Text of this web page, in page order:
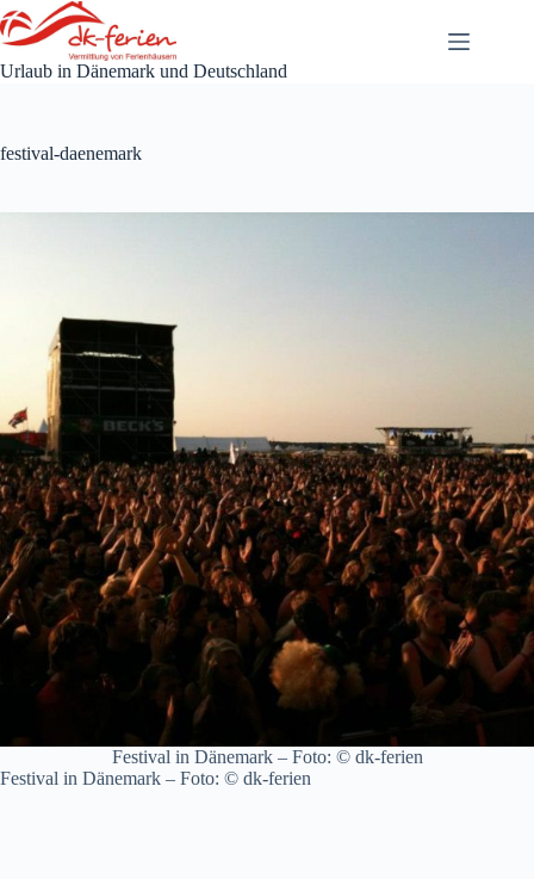
Zum
Inhalt
springen
Urlaub in Dänemark und Deutschland
festival-daenemark
Festival in Dänemark – Foto: © dk-ferien
Festival in Dänemark – Foto: © dk-ferien